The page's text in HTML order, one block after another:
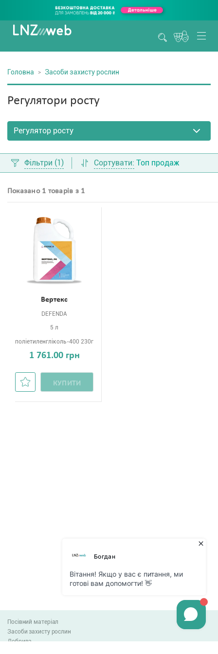
Головна Засоби захисту рослин
Регулятори росту
Фільтри (1) Сортувати: Топ продаж
Показано 1 товарів з 1
Вертекс
DEFENDA
5 л
поліетиленгліколь-400 230г
1 761.00 грн
КУПИТИ
Посівний матеріал
Засоби захисту рослин
Добрива